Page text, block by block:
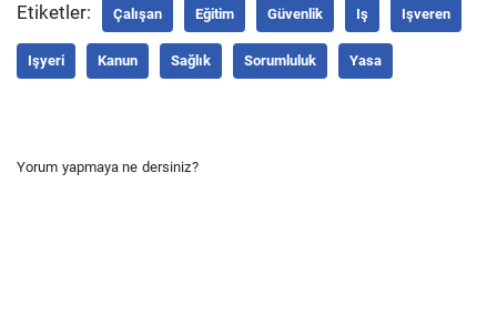
Etiketler: Çalışan Eğitim Güvenlik Iş Işveren
Işyeri Kanun Sağlık Sorumluluk Yasa
Yorum yapmaya ne dersiniz?